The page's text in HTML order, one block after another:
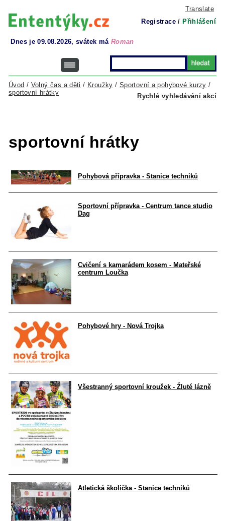
Translate
Registrace / Přihlášení
Dnes je 09.08.2026, svátek má Roman
Rychlé vyhledávání akcí
Úvod / Volný čas a děti / Kroužky / Sportovní a pohybové kurzy /
sportovní hrátky
sportovní hrátky
Pohybová přípravka - Stanice techniků
Sportovní přípravka - Centrum tance studio
Dag
Cvičení s kamarádem kosem - Mateřské
centrum Loučka
Pohybové hry - Nová Trojka
Všestranný sportovní kroužek - Žluté lázně
Atletická školička - Stanice techniků